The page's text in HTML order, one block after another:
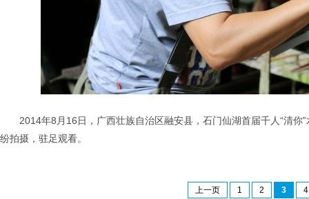
2014年8月16日，广西壮族自治区融安县，石门仙湖首届千人“清
纷拍摄，驻足观看。
上一页 1 2 3 4